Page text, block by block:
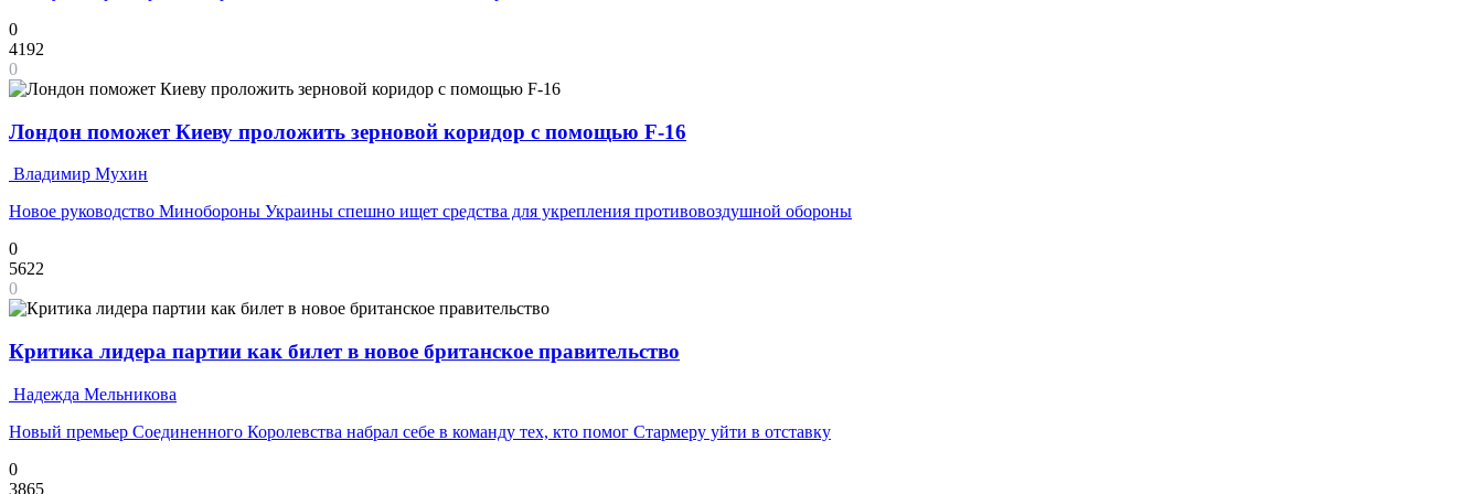
0
4192
0
Лондон поможет Киеву проложить зерновой коридор с помощью F-16
Владимир Мухин
Новое руководство Минобороны Украины спешно ищет средства для укрепления противовоздушной обороны
0
5622
0
Критика лидера партии как билет в новое британское правительство
Надежда Мельникова
Новый премьер Соединенного Королевства набрал себе в команду тех, кто помог Стармеру уйти в отставку
0
3865